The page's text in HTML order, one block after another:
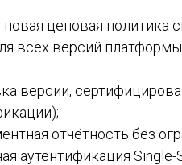
ценовая политика
всех версий
версии,
отчётность без
аутентификация Single-